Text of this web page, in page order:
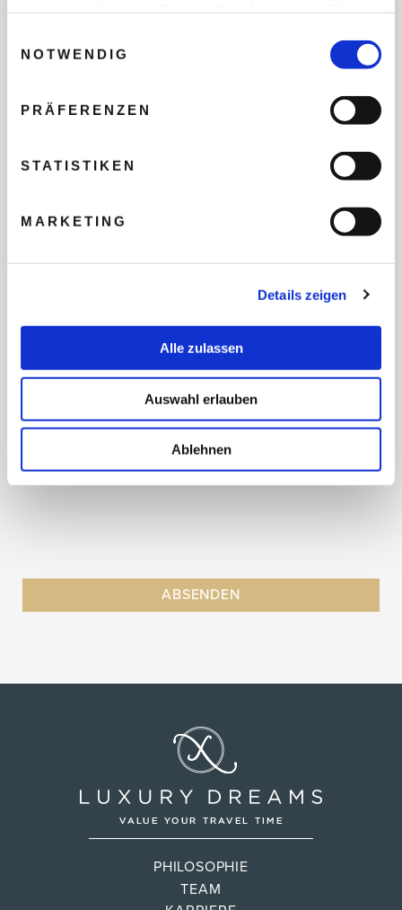
NOTWENDIG
PRÄFERENZEN
STATISTIKEN
MARKETING
Details zeigen
Alle zulassen
Auswahl erlauben
Ablehnen
TEILNEHMER
FLUG GEWÜNSCHT
PRÄFERIERTER ABFLUGHAFEN
FRAGEN UND WÜNSCHE
PHILOSOPHIE
TEAM